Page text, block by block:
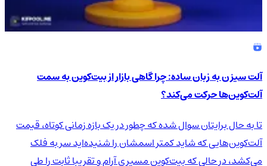
آلت سیزن به زبان ساده: چرا گاهی بازار از بیت‌کوین به سمت
آلت‌کوین‌ها حرکت می‌کند؟
تا به حال برایتان سوال شده که چطور در یک بازه زمانی کوتاه، قیمت
آلت‌کوین‌هایی که شاید کمتر اسمشان را شنیده‌اید سر به فلک
می‌کشد، در حالی که بیت‌کوین مسیری آرام و تقریبا ثابت را طی